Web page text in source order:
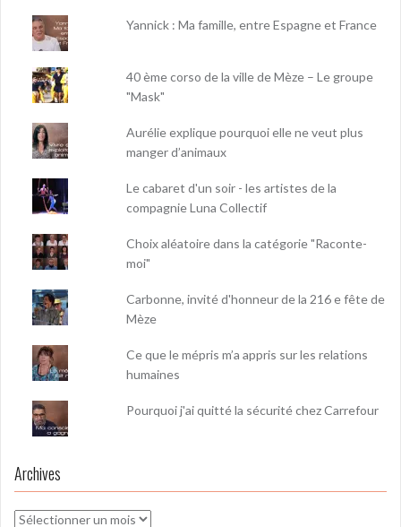
Yannick : Ma famille, entre Espagne et France
40 ème corso de la ville de Mèze – Le groupe
"Mask"
Aurélie explique pourquoi elle ne veut plus
manger d’animaux
Le cabaret d'un soir - les artistes de la
compagnie Luna Collectif
Choix aléatoire dans la catégorie "Raconte-
moi"
Carbonne, invité d'honneur de la 216 e fête de
Mèze
Ce que le mépris m’a appris sur les relations
humaines
Pourquoi j'ai quitté la sécurité chez Carrefour
Archives
Archives